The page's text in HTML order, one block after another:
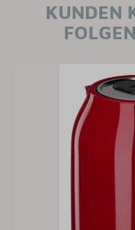
KUNDEN